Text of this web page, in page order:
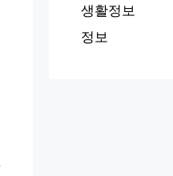
생활정보
정보